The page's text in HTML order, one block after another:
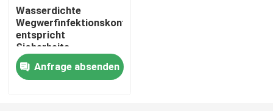
hoher Flusssauerstoffverdichter
Tragbare Zerstäuber-Maschinen
Wasserdichte
Wegwerfinfektionskontrolle
entspricht
Sicherheits-
schützendem nicht
gesponnenem
Isolierungs-Kleid
Anfrage absenden